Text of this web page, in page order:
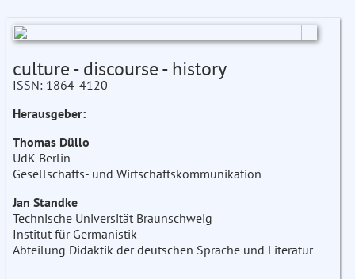
culture - discourse - history
ISSN: 1864-4120
Herausgeber:
Thomas Düllo
UdK Berlin
Gesellschafts- und Wirtschaftskommunikation
Jan Standke
Technische Universität Braunschweig
Institut für Germanistik
Abteilung Didaktik der deutschen Sprache und Literatur